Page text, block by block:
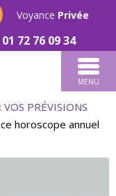
Voyance Privée
01 72 76 09 34
MENU
PRÉVISIONS
horoscope annuel